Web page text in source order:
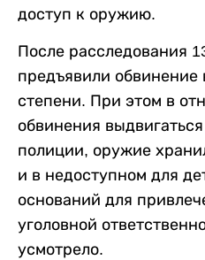
доступ к оружию.
После расследования
предъявили обвинение
степени. При этом в
обвинения
полиции, оружие
и в недоступном для
оснований для
уголовной
усмотрело.